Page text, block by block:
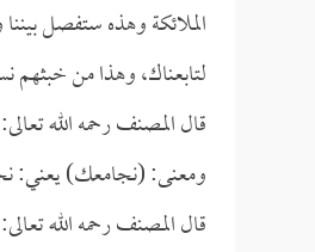
الملائكة وهذه ستفصل
لتابعناك، وهذا من خبثهم
قال المصنف رحمه الله
ومعنى: (نجامعك) يعني:
قال المصنف رحمه الله